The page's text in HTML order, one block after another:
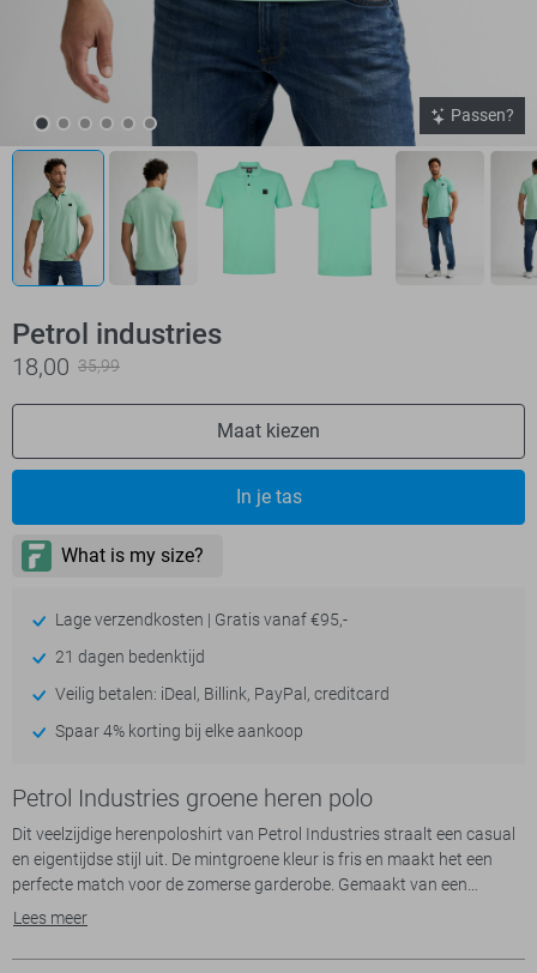
Passen?
Petrol industries
18,00 35,99
Maat kiezen
In je tas
Lage verzendkosten | Gratis vanaf €95,-
21 dagen bedenktijd
Veilig betalen: iDeal, Billink, PayPal, creditcard
Spaar 4% korting bij elke aankoop
Petrol Industries groene heren polo
Dit veelzijdige herenpoloshirt van Petrol Industries straalt een casual
en eigentijdse stijl uit. De mintgroene kleur is fris en maakt het een
perfecte match voor de zomerse garderobe. Gemaakt van een
comfortabele mix van 95% katoen en 5% elastan, biedt deze polo een
en korte mouwen geven een klassieke touch, terwijl de subtiele
Lees meer